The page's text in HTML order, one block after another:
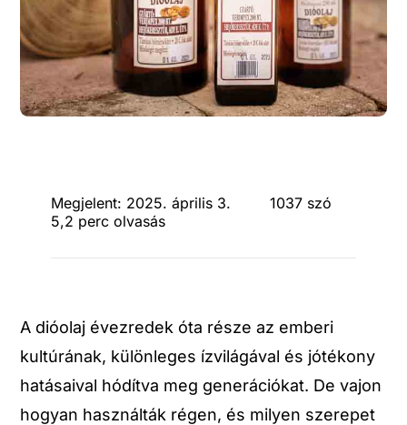
Megjelent: 2025. április 3.
1037 szó
5,2 perc olvasás
A dióolaj évezredek óta része az emberi
kultúrának, különleges ízvilágával és jótékony
hatásaival hódítva meg generációkat. De vajon
hogyan használták régen, és milyen szerepet